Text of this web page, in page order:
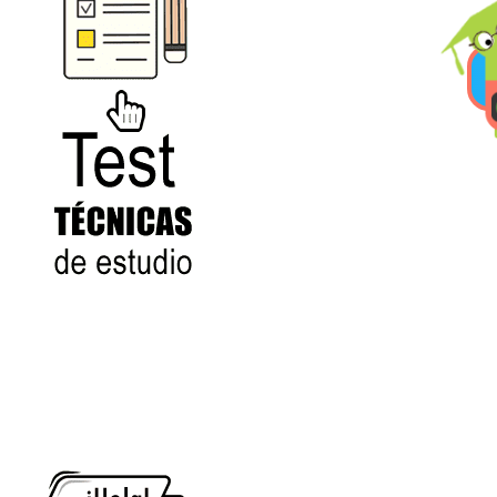
Ver/Ocultar temario
Propiedades de los reales (R) Ξ
Aplicación y operaciones con los
reales (R) Ξ Propiedades de los
radicales Ξ Aplicación y operación
con los radicales Ξ Expresiones
algebraicas Ξ Operaciones con
polinomios Ξ Productos notables Ξ
Factorización Ξ Ejercicios